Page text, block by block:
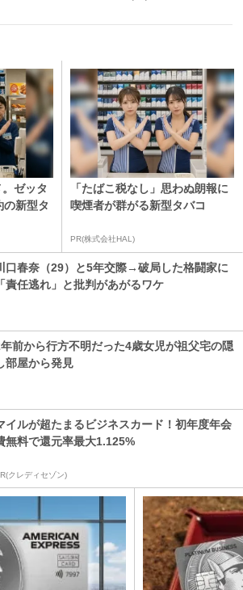
。ゼッタ
の新型タ
「たばこ税なし」思わぬ朗報に
喫煙者が群がる新型タバコ
PR(株式会社HAL)
口春奈（29）と5年交際→破局した格闘家に
「責任逃れ」と批判があがるワケ
前から行方不明だった4歳女児が祖父宅の隠
部屋から発見
イルが超たまるビジネスカード！初年度年会
無料で還元率最大1.125%
クレディセゾン)